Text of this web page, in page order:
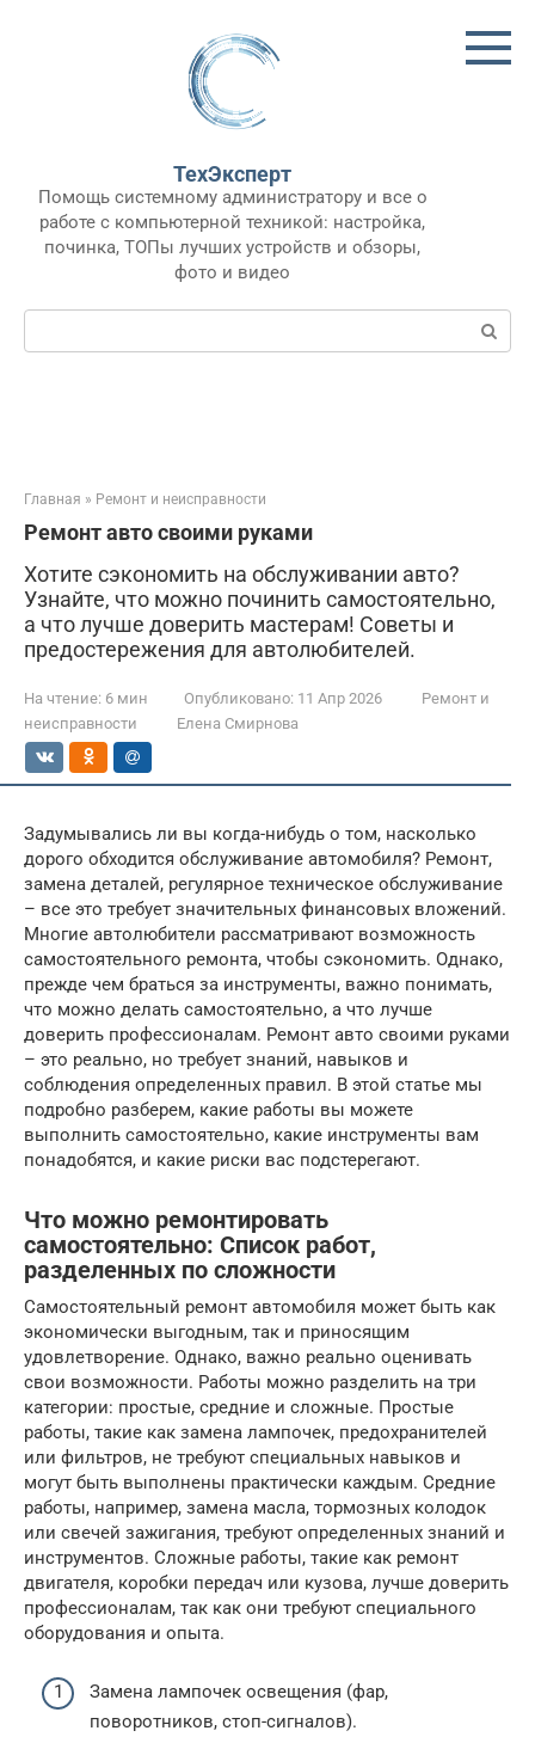
ТехЭксперт
Помощь системному администратору и все о
работе с компьютерной техникой: настройка,
починка, ТОПы лучших устройств и обзоры,
фото и видео
Поиск:
Главная » Ремонт и неисправности
Ремонт авто своими руками
Хотите сэкономить на обслуживании авто?
Узнайте, что можно починить самостоятельно,
а что лучше доверить мастерам! Советы и
предостережения для автолюбителей.
На чтение: 6 мин Опубликовано: 11 Апр 2026
Ремонт и
неисправности
Елена Смирнова
Задумывались ли вы когда-нибудь о том, насколько
дорого обходится обслуживание автомобиля? Ремонт,
замена деталей, регулярное техническое обслуживание
– все это требует значительных финансовых вложений.
Многие автолюбители рассматривают возможность
самостоятельного ремонта, чтобы сэкономить. Однако,
прежде чем браться за инструменты, важно понимать,
что можно делать самостоятельно, а что лучше
доверить профессионалам. Ремонт авто своими руками
– это реально, но требует знаний, навыков и
соблюдения определенных правил. В этой статье мы
подробно разберем, какие работы вы можете
выполнить самостоятельно, какие инструменты вам
понадобятся, и какие риски вас подстерегают.
Что можно ремонтировать
самостоятельно: Список работ,
разделенных по сложности
Самостоятельный ремонт автомобиля может быть как
экономически выгодным, так и приносящим
удовлетворение. Однако, важно реально оценивать
свои возможности. Работы можно разделить на три
категории: простые, средние и сложные. Простые
работы, такие как замена лампочек, предохранителей
или фильтров, не требуют специальных навыков и
могут быть выполнены практически каждым. Средние
работы, например, замена масла, тормозных колодок
или свечей зажигания, требуют определенных знаний и
инструментов. Сложные работы, такие как ремонт
двигателя, коробки передач или кузова, лучше доверить
профессионалам, так как они требуют специального
оборудования и опыта.
Замена лампочек освещения (фар,
поворотников, стоп-сигналов).